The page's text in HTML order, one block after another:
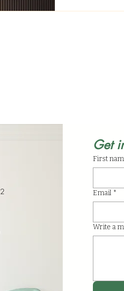
designer झूमर सीधे factory rate पर — ताकि आपका घर दिखे
Get
First
Email *
Write a